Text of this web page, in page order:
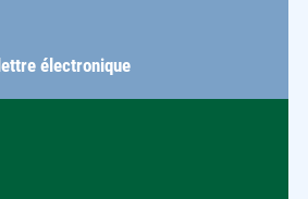
lettre électronique